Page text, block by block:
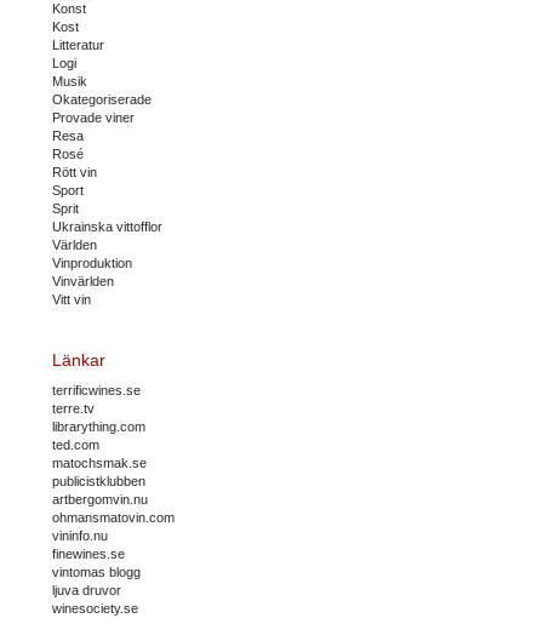
Konst
Kost
Litteratur
Logi
Musik
Okategoriserade
Provade viner
Resa
Rosé
Rött vin
Sport
Sprit
Ukrainska vittofflor
Världen
Vinproduktion
Vinvärlden
Vitt vin
Länkar
terrificwines.se
terre.tv
librarything.com
ted.com
matochsmak.se
publicistklubben
artbergomvin.nu
ohmansmatovin.com
vininfo.nu
finewines.se
vintomas blogg
ljuva druvor
winesociety.se